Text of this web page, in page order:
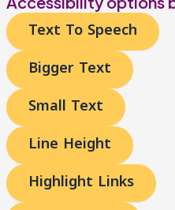
Text To Speech
Bigger Text
Small Text
Line Height
Highlight Links